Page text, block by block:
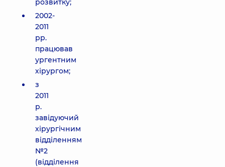
розвитку;
2002-
2011
рр.
працював
ургентним
хірургом;
з
2011
р.
завідуючий
хірургічним
відділенням
№2
(відділення